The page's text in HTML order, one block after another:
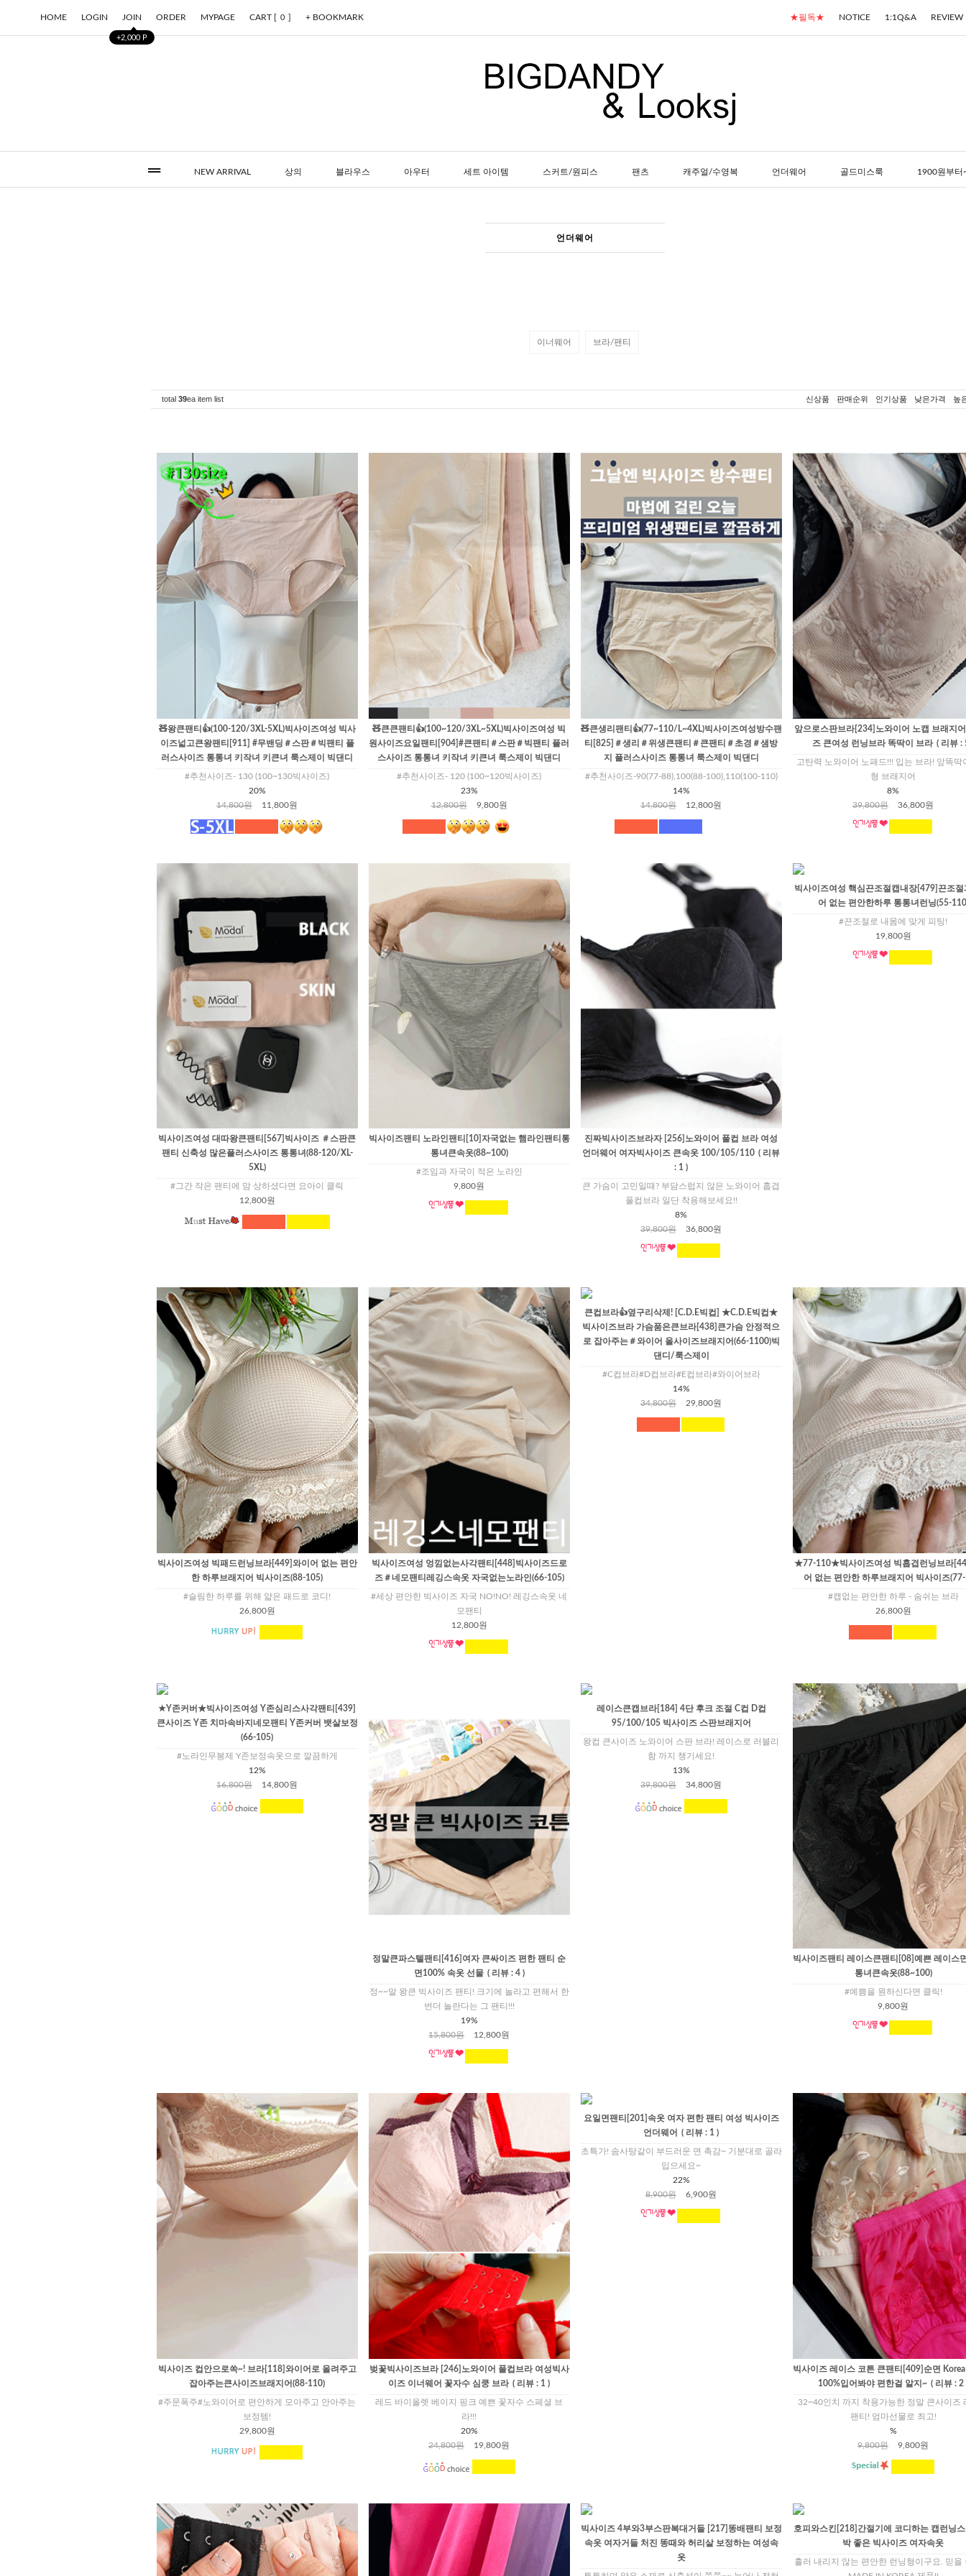
HOME LOGIN JOIN
+2,000 P
ORDER MYPAGE CART [ 0 ] + BOOKMARK ★필독★ NOTICE 1:1Q&A REVIEW
NEW ARRIVAL 상의 블라우스 아우터 세트 아이템 스커트/원피스 팬츠 캐주얼/수영복 언더웨어 골드미스룩 1900원부터
언더웨어
이너웨어 브라/팬티
total 39ea item list 신상품 판매순위 인기상품 낮은가격 높
🧸왕큰팬티👍(100-120/3XL-5XL)빅사이즈여성 빅사
이즈넓고큰왕팬티[911] #무밴딩＃스판＃빅팬티 플
러스사이즈 통통녀 키작녀 키큰녀 룩스제이 빅댄디
#추천사이즈- 130 (100~130빅사이즈)
20%
14,800원
11,800원
🧸큰큰팬티👍(100~120/3XL~5XL)빅사이즈여성 빅
원사이즈요일팬티[904]#큰팬티＃스판＃빅팬티 플러
스사이즈 통통녀 키작녀 키큰녀 룩스제이 빅댄디
#추천사이즈- 120 (100~120빅사이즈)
23%
12,800원
9,800원
🧸큰생리팬티👍(77~110/L~4XL)빅사이즈여성방수팬
티[825]＃생리＃위생큰팬티＃큰팬티＃초경＃샘방
지 플러스사이즈 통통녀 룩스제이 빅댄디
#추천사이즈-90(77-88),100(88-100),110(100-110)
14%
14,800원
12,800원
앞으로스판브라[234]노와이어 노캡 브래지
즈 큰여성 런닝브라 똑딱이 브라 ( 리뷰 :
고탄력 노와이어 노패드!!! 입는 브라! 앞똑딱
형 브래지어
8%
39,800원
36,800원
빅사이즈여성 대따왕큰팬티[567]빅사이즈 ＃스판큰
팬티 신축성 많은플러스사이즈 통통녀(88-120/XL-
5XL)
#그간 작은 팬티에 맘 상하셨다면 요아이 클릭
12,800원
빅사이즈팬티 노라인팬티[10]자국없는 햄라인팬티통
통녀큰속옷(88~100)
#조임과 자국이 적은 노라인
9,800원
진짜빅사이즈브라자 [256]노와이어 풀컵 브라 여성
언더웨어 여자빅사이즈 큰속옷 100/105/110 ( 리뷰
: 1 )
큰 가슴이 고민일때? 부담스럽지 않은 노와이어 홉겹
풀컵브라 일단 착용해보세요!!
8%
39,800원
36,800원
빅사이즈여성 핵심끈조절캡내장[479]끈조절
어 없는 편안한하루 통통녀런닝(55-
#끈조절로 내몸에 맞게 피팅!
19,800원
빅사이즈여성 빅패드런닝브라[449]와이어 없는 편안
한 하루브래지어 빅사이즈(88-105)
#슬림한 하루를 위해 얇은 패드로 코디!
26,800원
빅사이즈여성 엉낌없는사각팬티[448]빅사이즈드로
즈＃네모팬티레깅스속옷 자국없는노라인(66-105)
#세상 편안한 빅사이즈 자국 NO!NO! 레깅스속옷 네
모팬티
12,800원
큰컵브라👍옆구리삭제! [C.D.E빅컵] ★C.D.E빅컵★
빅사이즈브라 가슴품은큰브라[438]큰가슴 안정적으
로 잡아주는＃와이어 올사이즈브래지어(66-1100)빅
댄디/룩스제이
#C컵브라#D컵브라#E컵브라#와이어브라
14%
34,800원
29,800원
★77-110★빅사이즈여성 빅홉겹런닝브라
어 없는 편안한 하루브래지어 빅사이즈
#캡없는 편안한 하루 - 숨쉬는 브라
26,800원
★Y존커버★빅사이즈여성 Y존심리스사각팬티[439]
큰사이즈 Y존 치마속바지네모팬티 Y존커버 뱃살보정
(66-105)
#노라인무봉제 Y존보정속옷으로 깔끔하게
12%
16,800원
14,800원
정말큰파스텔팬티[416]여자 큰싸이즈 편한 팬티 순
면100% 속옷 선물 ( 리뷰 : 4 )
정~~말 왕큰 빅사이즈 팬티! 크기에 놀라고 편해서 한
번더 놀란다는 그 팬티!!!
19%
15,800원
12,800원
레이스큰캡브라[184] 4단 후크 조절 C컵 D컵
95/100/105 빅사이즈 스판브래지어
왕컵 큰사이즈 노와이어 스판 브라! 레이스로 러블리
함 까지 챙기세요!
13%
39,800원
34,800원
빅사이즈팬티 레이스큰팬티[08]예쁜 레이스
통녀큰속옷(88~100)
#예쁨을 원하신다면 클릭!
9,800원
빅사이즈 컵안으로쏙~! 브라[118]와이어로 올려주고
잡아주는큰사이즈브래지어(88-110)
#주문폭주#노와이어로 편안하게 모아주고 안아주는
보정템!
29,800원
벚꽃빅사이즈브라 [246]노와이어 풀컵브라 여성빅사
이즈 이너웨어 꽃자수 심쿵 브라 ( 리뷰 : 1 )
레드 바이올렛 베이지 핑크 예쁜 꽃자수 스페셜 브
라!!!
20%
24,800원
19,800원
요일면팬티[201]속옷 여자 편한 팬티 여성 빅사이즈
언더웨어 ( 리뷰 : 1 )
초특가! 솜사탕같이 부드러운 면 촉감~ 기분대로 골라
입으세요~
22%
8,900원
6,900원
빅사이즈 레이스 코튼 큰팬티[409]순면
100%입어봐야 편한걸 알지~ ( 리뷰 : 2
32~40인치 까지 착용가능한 정말 큰사이즈
팬티! 엄마선물로 최고!
%
9,800원
9,800원
빅사이즈 4부와3부스판복대거들 [217]똥배팬티 보정
속옷 여자거들 처진 똥때와 허리살 보정하는 여성속
옷
호피와스킨[218]간절기에 코디하는 캡런닝
박 좋은 빅사이즈 여자속옷
흘러 내리지 않는 편안한 런닝형이구요. 믿을